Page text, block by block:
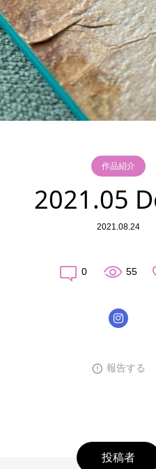
作品紹介
2021.05
2021.08.24
0 55
報告する
投稿者